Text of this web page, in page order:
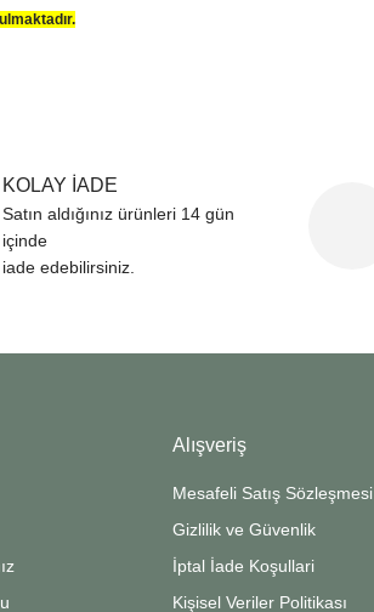
KOLAY İADE
Satın aldığınız ürünleri 14 gün
içinde
iade edebilirsiniz.
Alışveriş
Mesafeli Satış Sözleşmesi
Gizlilik ve Güvenlik
İptal İade Koşullari
Kişisel Veriler Politikası